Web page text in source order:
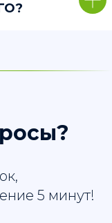
5 минут!